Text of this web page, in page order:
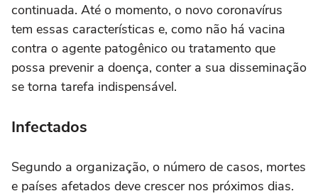
continuada. Até o momento, o novo coronavírus
tem essas características e, como não há vacina
contra o agente patogênico ou tratamento que
possa prevenir a doença, conter a sua disseminação
se torna tarefa indispensável.
Infectados
Segundo a organização, o número de casos, mortes
e países afetados deve crescer nos próximos dias.